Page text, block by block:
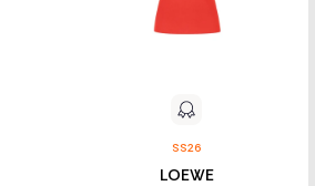
SS26
LOEWE